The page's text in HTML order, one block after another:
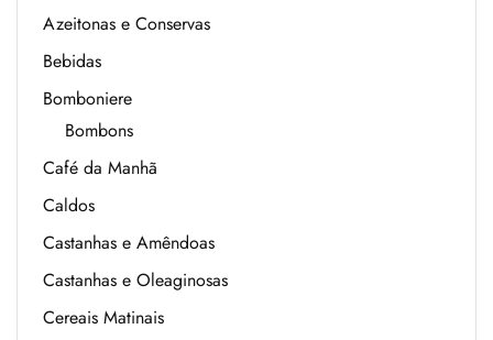
Azeitonas e Conservas
Bebidas
Bomboniere
Bombons
Café da Manhã
Caldos
Castanhas e Amêndoas
Castanhas e Oleaginosas
Cereais Matinais